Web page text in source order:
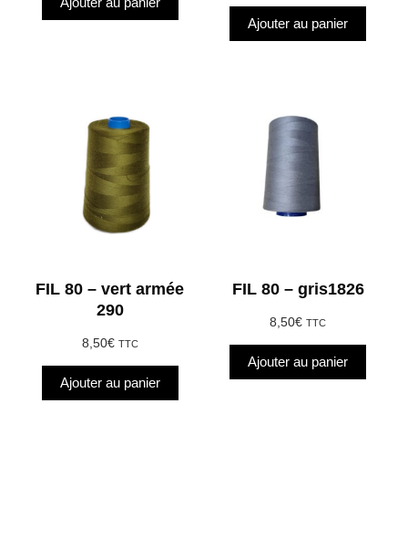
Ajouter au panier
FIL 80 – vert armée
290
8,50€ TTC
Ajouter au panier
FIL 80 – gris1826
8,50€ TTC
Ajouter au panier